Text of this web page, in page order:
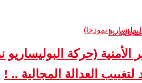
العدالة المجالية .. !
الأمنية (حركة البوليساريو